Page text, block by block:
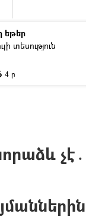
եթեր
տեսություն
4 ր
չէ․